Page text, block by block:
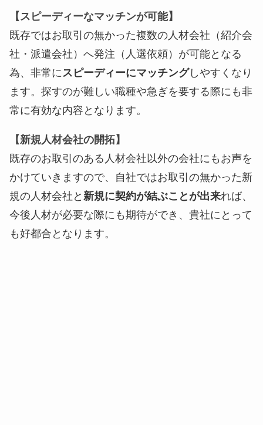
【スピーディーなマッチンが可能】
既存ではお取引の無かった複数の人材会社（紹介会
社・派遣会社）へ発注（人選依頼）が可能となる
為、非常にスピーディーにマッチングしやすくなり
ます。探すのが難しい職種や急ぎを要する際にも非
常に有効な内容となります。
【新規人材会社の開拓】
既存のお取引のある人材会社以外の会社にもお声を
かけていきますので、自社ではお取引の無かった新
規の人材会社と新規に契約が結ぶことが出来れば、
今後人材が必要な際にも期待ができ、貴社にとって
も好都合となります。